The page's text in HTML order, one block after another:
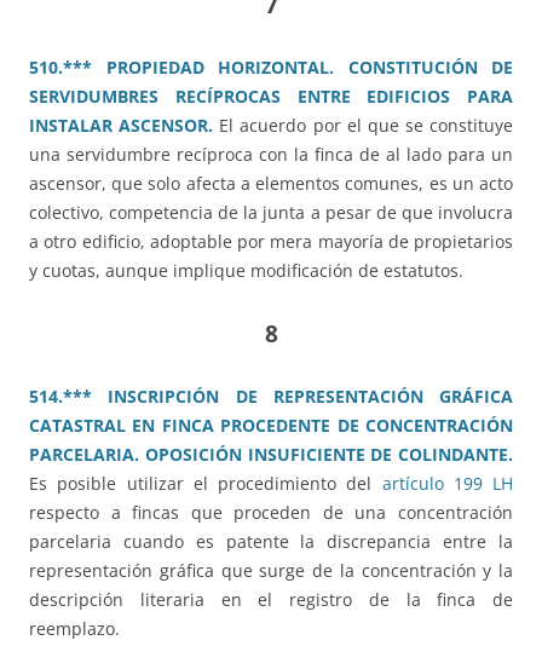
510.*** PROPIEDAD HORIZONTAL. CONSTITUCIÓN DE
SERVIDUMBRES RECÍPROCAS ENTRE EDIFICIOS PARA
INSTALAR ASCENSOR. El acuerdo por el que se constituye
una servidumbre recíproca con la finca de al lado para un
ascensor, que solo afecta a elementos comunes, es un acto
colectivo, competencia de la junta a pesar de que involucra
a otro edificio, adoptable por mera mayoría de propietarios
y cuotas, aunque implique modificación de estatutos.
8
514.*** INSCRIPCIÓN DE REPRESENTACIÓN GRÁFICA
CATASTRAL EN FINCA PROCEDENTE DE CONCENTRACIÓN
PARCELARIA. OPOSICIÓN INSUFICIENTE DE COLINDANTE.
Es posible utilizar el procedimiento del artículo 199 LH
respecto a fincas que proceden de una concentración
parcelaria cuando es patente la discrepancia entre la
representación gráfica que surge de la concentración y la
descripción literaria en el registro de la finca de
reemplazo.